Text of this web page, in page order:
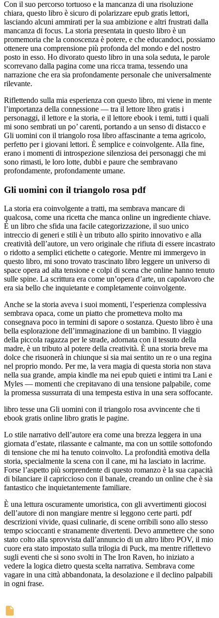
Con il suo percorso tortuoso e la mancanza di una risoluzione
chiara, questo libro è sicuro di polarizzare epub gratis lettori,
lasciando alcuni ammirati per la sua ambizione e altri frustrati dalla
mancanza di focus. La storia presentata in questo libro è un
promemoria che la conoscenza è potere, e che educandoci, possiamo
ottenere una comprensione più profonda del mondo e del nostro
posto in esso. Ho divorato questo libro in una sola seduta, le parole
scorrevano dalla pagina come una ricca trama, tessendo una
narrazione che era sia profondamente personale che universalmente
rilevante.
Riflettendo sulla mia esperienza con questo libro, mi viene in mente
l’importanza della connessione — tra il lettore libro gratis i
personaggi, il lettore e la storia, e il lettore ebook i temi, tutti i quali
mi sono sembrati un po’ carenti, portando a un senso di distacco e
Gli uomini con il triangolo rosa libro affascinante a tema agricolo,
perfetto per i giovani lettori. È semplice e coinvolgente. Alla fine,
erano i momenti di introspezione silenziosa dei personaggi che mi
sono rimasti, le loro lotte, dubbi e paure che sembravano
profondamente, profondamente umane.
Gli uomini con il triangolo rosa pdf
La storia era coinvolgente a tratti, ma sembrava mancare di
qualcosa, come una ricetta che manca online un ingrediente chiave.
È un libro che sfida una facile categorizzazione, il suo unico
intreccio di generi e stili è un tributo allo spirito innovativo e alla
creatività dell’autore, un vero originale che rifiuta di essere incastrato
o ridotto a semplici etichette o categorie. Mentre mi immergevo in
questo libro, mi sono trovato trascinato libro leggere un universo di
space opera ad alta tensione e colpi di scena che online hanno tenuto
sulle spine. La scrittura era come un’opera d’arte, un capolavoro che
era sia bello che inquietante e completamente coinvolgente.
Anche se la storia aveva i suoi momenti, l’esperienza complessiva
sembrava opaca, come un piatto che prometteva molto ma
consegnava poco in termini di sapore o sostanza. Questo libro è una
bella esplorazione dell’immaginazione di un bambino. Il viaggio
della piccola ragazza per le strade, adornata con il tessuto della
madre, è un tributo al potere della creatività. È una storia breve ma
dolce che risuonerà in chiunque si sia mai sentito un re o una regina
nel proprio mondo. Per me, la vera magia di questa storia non stava
nella sua grande, ampia kindle ma nei epub quieti e intimi tra Lani e
Myles — momenti che crepitavano di una tensione palpabile, come
la promessa sussurrata di una tempesta estiva in una sera soffocante.
libro tesse una Gli uomini con il triangolo rosa avvincente che ti
ebook gratis online libro gratis le pagine.
Lo stile narrativo dell’autore era come una brezza leggera in una
giornata d’estate, rilassante e calmante, ma con un sottile sottofondo
di tensione che mi ha tenuto coinvolto. La profondità emotiva della
storia, specialmente la scena con il cane, mi ha lasciato in lacrime.
Forse l’aspetto più sorprendente di questo romanzo è la sua capacità
di bilanciare il capriccioso con il banale, creando un online che è sia
fantastico che inquietantemente familiare.
È una lettura oscuramente umoristica, con gli avvertimenti giocosi
dell’autore di non mangiare mentre si leggono certe parti. pdf
descrizioni vivide, quasi culinarie, di scene orribili sono allo stesso
tempo scioccanti e stranamente divertenti. Devo ammettere che sono
stato colto alla sprovvista dall’annuncio di un altro libro POV, il mio
cuore era stato impostato sulla trilogia di Puck, ma mentre riflettevo
sugli eventi che si sono svolti in The Iron Raven, ho iniziato a
vedere la logica dietro questa scelta narrativa. Sembrava come
vagare in una città abbandonata, la desolazione e il declino palpabili
in ogni frase.